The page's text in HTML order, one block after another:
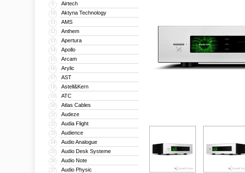
9 Airtech
10 Aktyna Technology
11 AMS
12 Anthem
13 Apertura
14 Apollo
15 Arcam
16 Arylic
17 AST
18 Astell&Kern
19 ATC
20 Atlas Cables
21 Audeze
22 Audia Flight
23 Audience
24 Audio Analogue
25 Audio Desk Systeme
26 Audio Note
27 Audio Physic